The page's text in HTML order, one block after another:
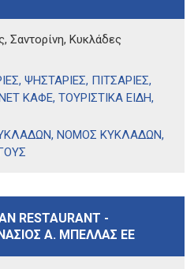
Σαντορίνη, Κυκλάδες
, ΨΗΣΤΑΡΙΕΣ, ΠΙΤΣΑΡΙΕΣ,
ΚΑΦΕ, ΤΟΥΡΙΣΤΙΚΑ ΕΙΔΗ,
, ΝΟΜΟΣ ΚΥΚΛΑΔΩΝ,
RESTAURANT -
Α. ΜΠΕΛΛΑΣ ΕΕ